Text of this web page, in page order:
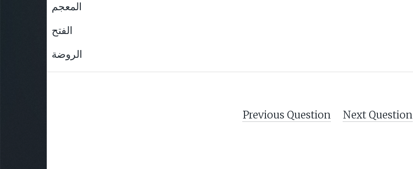
المعجم
الفتح
الروضة
Previous Question Next Question